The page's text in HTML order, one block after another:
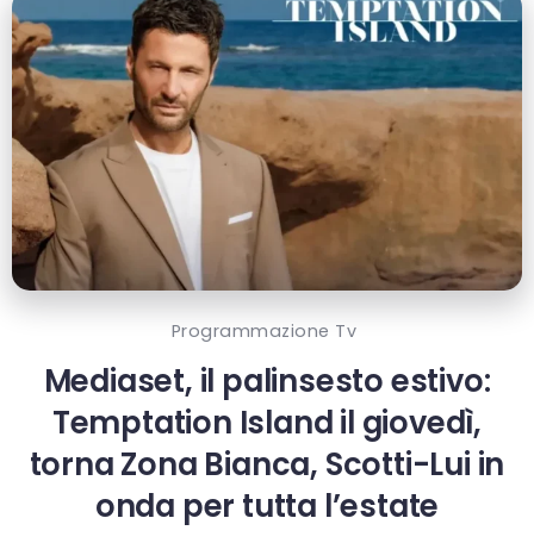
Programmazione Tv
Mediaset, il palinsesto estivo:
Temptation Island il giovedì,
torna Zona Bianca, Scotti-Lui in
onda per tutta l’estate